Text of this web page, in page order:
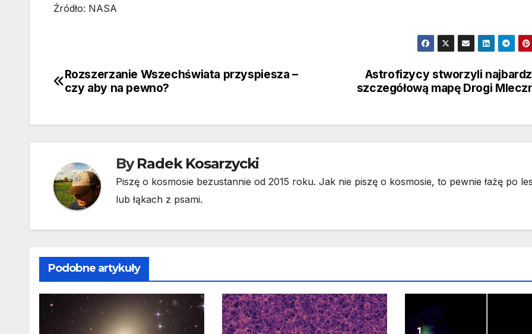
Źródło: NASA
Nawigacja
Astrofizycy stworzyli
szczegółową mapę Drogi
Rozszerzanie Wszechświata przyspiesza –
czy aby na pewno?
ByRadek Kosarzycki
Piszę o kosmosie bezustannie od 2015 roku. Jak nie piszę o kosmosie, to pewnie łażę po
lub łąkach z psami.
Podobne artykuły